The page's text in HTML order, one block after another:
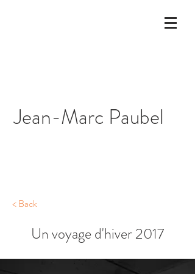
Jean-Marc Paubel
< Back
Un voyage d'hiver 2017